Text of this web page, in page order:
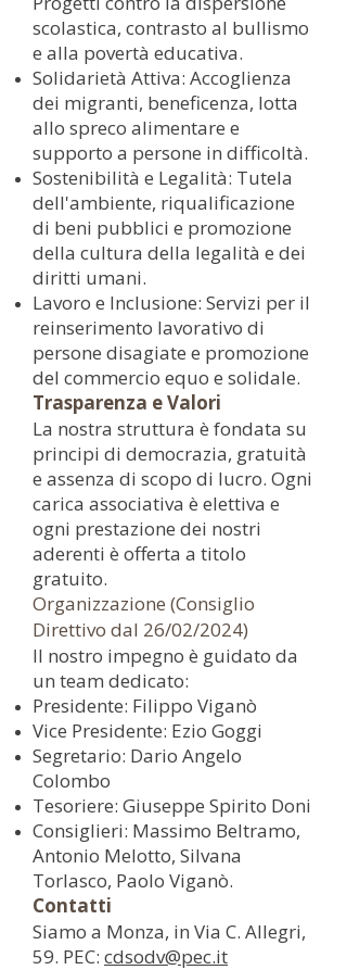
scolastica, contrasto al bullismo
e alla povertà educativa.
Solidarietà Attiva: Accoglienza
dei migranti, beneficenza, lotta
allo spreco alimentare e
supporto a persone in difficoltà.
Sostenibilità e Legalità: Tutela
dell'ambiente, riqualificazione
di beni pubblici e promozione
della cultura della legalità e dei
diritti umani.
Lavoro e Inclusione: Servizi per il
reinserimento lavorativo di
persone disagiate e promozione
del commercio equo e solidale.
Trasparenza e Valori
La nostra struttura è fondata su
principi di democrazia, gratuità
e assenza di scopo di lucro. Ogni
carica associativa è elettiva e
ogni prestazione dei nostri
aderenti è offerta a titolo
gratuito.
Organizzazione (Consiglio
Direttivo dal 26/02/2024)
Il nostro impegno è guidato da
un team dedicato:
Presidente: Filippo Viganò
Vice Presidente: Ezio Goggi
Segretario: Dario Angelo
Colombo
Tesoriere: Giuseppe Spirito Doni
Consiglieri: Massimo Beltramo,
Antonio Melotto, Silvana
Torlasco, Paolo Viganò.
Contatti
Siamo a Monza, in Via C. Allegri,
59. PEC: cdsodv@pec.it